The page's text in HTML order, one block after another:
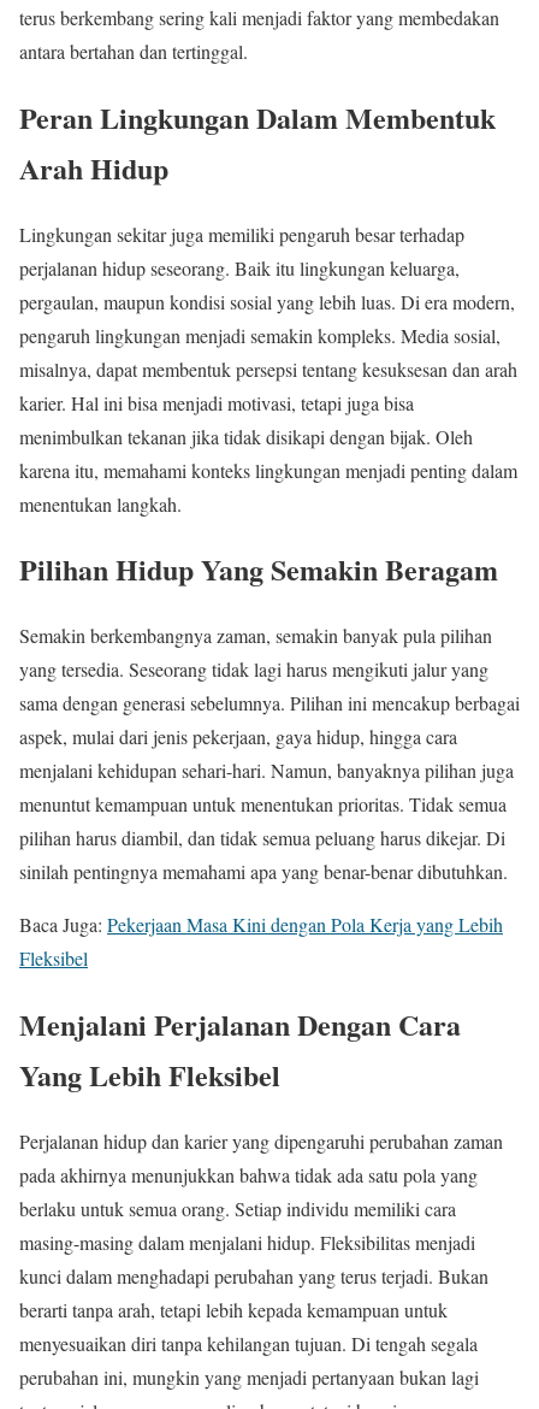
terus berkembang sering kali menjadi faktor yang membedakan
antara bertahan dan tertinggal.
Peran Lingkungan Dalam Membentuk
Arah Hidup
Lingkungan sekitar juga memiliki pengaruh besar terhadap
perjalanan hidup seseorang. Baik itu lingkungan keluarga,
pergaulan, maupun kondisi sosial yang lebih luas. Di era modern,
pengaruh lingkungan menjadi semakin kompleks. Media sosial,
misalnya, dapat membentuk persepsi tentang kesuksesan dan arah
karier. Hal ini bisa menjadi motivasi, tetapi juga bisa
menimbulkan tekanan jika tidak disikapi dengan bijak. Oleh
karena itu, memahami konteks lingkungan menjadi penting dalam
menentukan langkah.
Pilihan Hidup Yang Semakin Beragam
Semakin berkembangnya zaman, semakin banyak pula pilihan
yang tersedia. Seseorang tidak lagi harus mengikuti jalur yang
sama dengan generasi sebelumnya. Pilihan ini mencakup berbagai
aspek, mulai dari jenis pekerjaan, gaya hidup, hingga cara
menjalani kehidupan sehari-hari. Namun, banyaknya pilihan juga
menuntut kemampuan untuk menentukan prioritas. Tidak semua
pilihan harus diambil, dan tidak semua peluang harus dikejar. Di
sinilah pentingnya memahami apa yang benar-benar dibutuhkan.
Baca Juga: Pekerjaan Masa Kini dengan Pola Kerja yang Lebih
Fleksibel
Menjalani Perjalanan Dengan Cara
Yang Lebih Fleksibel
Perjalanan hidup dan karier yang dipengaruhi perubahan zaman
pada akhirnya menunjukkan bahwa tidak ada satu pola yang
berlaku untuk semua orang. Setiap individu memiliki cara
masing-masing dalam menjalani hidup. Fleksibilitas menjadi
kunci dalam menghadapi perubahan yang terus terjadi. Bukan
berarti tanpa arah, tetapi lebih kepada kemampuan untuk
menyesuaikan diri tanpa kehilangan tujuan. Di tengah segala
perubahan ini, mungkin yang menjadi pertanyaan bukan lagi